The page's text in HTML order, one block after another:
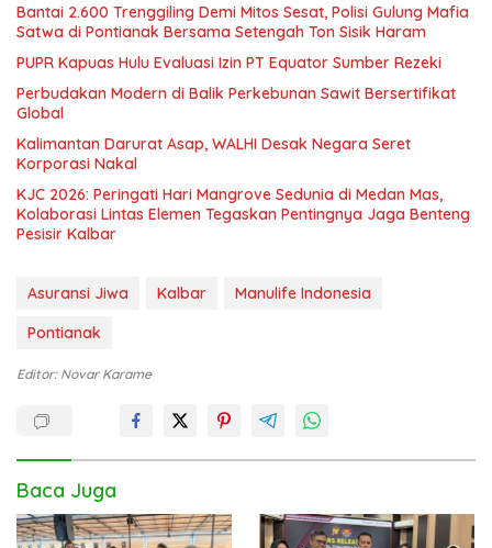
Bantai 2.600 Trenggiling Demi Mitos Sesat, Polisi Gulung Mafia
Satwa di Pontianak Bersama Setengah Ton Sisik Haram
PUPR Kapuas Hulu Evaluasi Izin PT Equator Sumber Rezeki
Perbudakan Modern di Balik Perkebunan Sawit Bersertifikat
Global
Kalimantan Darurat Asap, WALHI Desak Negara Seret
Korporasi Nakal
KJC 2026: Peringati Hari Mangrove Sedunia di Medan Mas,
Kolaborasi Lintas Elemen Tegaskan Pentingnya Jaga Benteng
Pesisir Kalbar
Asuransi Jiwa Kalbar
Manulife Indonesia
Pontianak
Editor: Novar Karame
Baca Juga